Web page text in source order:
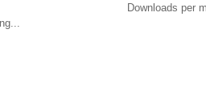
Downloads per